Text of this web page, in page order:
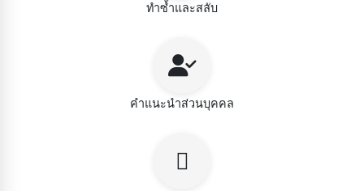
ทำซ้ำและสลับ
คำแนะนำส่วนบุคคล